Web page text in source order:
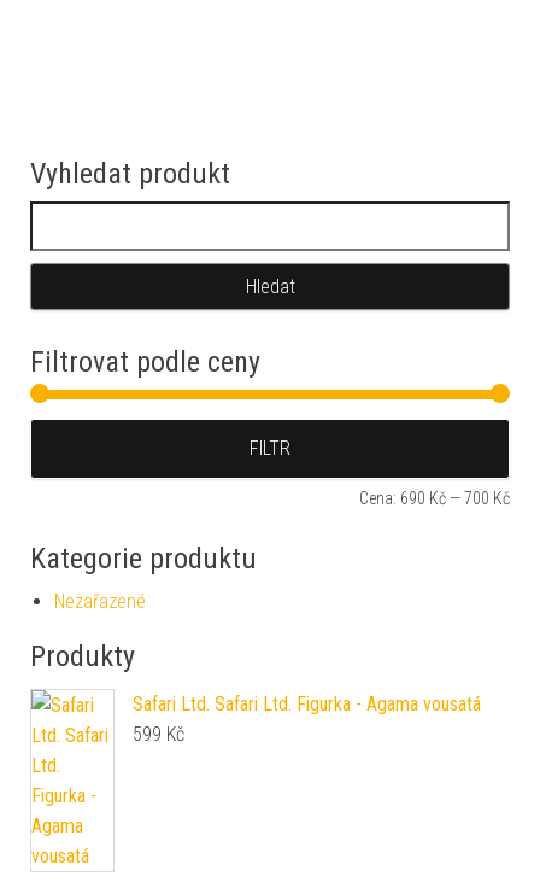
Vyhledat produkt
Filtrovat podle ceny
FILTR
Cena: 690 Kč —700 Kč
Kategorie produktu
Nezařazené
Produkty
Safari Ltd. Safari Ltd. Figurka - Agama vousatá
599 Kč